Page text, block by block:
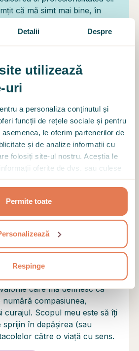
Detalii Despre
utilizează
uri
a personaliza conținutul și
funcții de rețele sociale și pentru
le oferim partenerilor de
și de analize informații cu
folosiți site-ul nostru. Aceștia le
oferite de dvs. sau culese
Permite toate
Respinge
că mă simt mai bine, în
calda si intelegatoare.
MULTE REVIEW-URI
făcut viața cu tine, contează
cu ce a făcut viața din tine.
este una ce îmbină
și terapia bazată pe
care mă definesc ca
compasiunea,
curajul. Scopul meu este să îți
sprijin în depășirea (sau
către o viață cu sens.